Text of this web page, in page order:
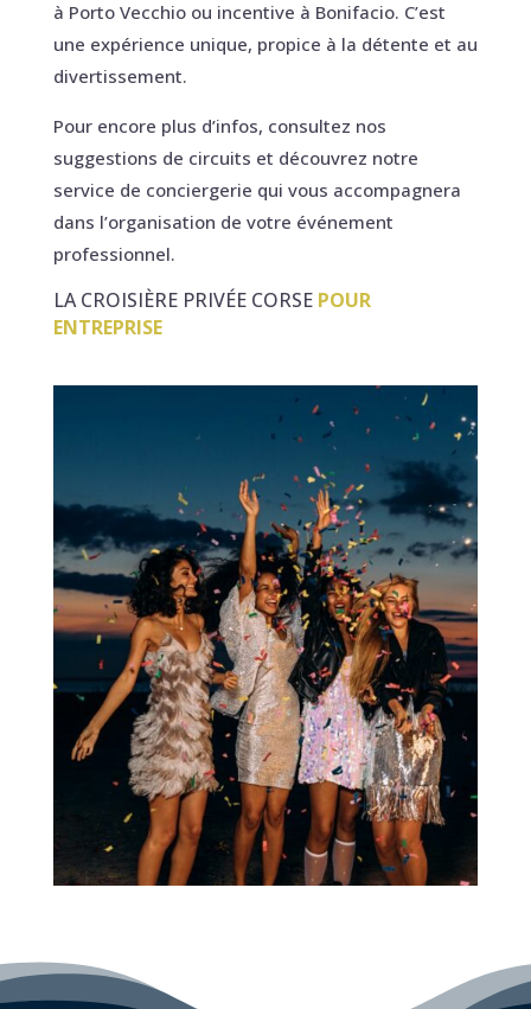
à Porto Vecchio ou incentive à Bonifacio. C’est
une expérience unique, propice à la détente et au
divertissement.
Pour encore plus d’infos, consultez nos
suggestions de circuits et découvrez notre
service de conciergerie qui vous accompagnera
dans l’organisation de votre événement
professionnel.
LA CROISIÈRE PRIVÉE CORSE POUR
ENTREPRISE